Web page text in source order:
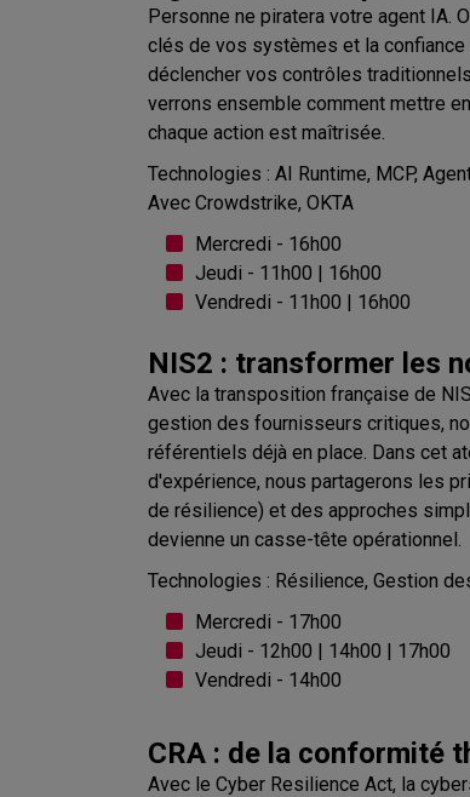
Personne ne piratera votre agent IA.
clés de vos systèmes et la confiance
déclencher vos contrôles
verrons ensemble comment mettre
chaque action est maîtrisée.
Technologies : AI Runtime, MCP,
Avec Crowdstrike, OKTA
Mercredi - 16h00
Jeudi - 11h00 | 16h00
Vendredi - 11h00 | 16h00
NIS2 : transformer les
Avec la transposition française de
gestion des fournisseurs critiques,
référentiels déjà en place. Dans cet
d'expérience, nous partagerons les
de résilience) et des approches
devienne un casse-tête opérationnel.
Technologies : Résilience, Gestion
Mercredi - 17h00
Jeudi - 12h00 | 14h00 | 17h00
Vendredi - 14h00
CRA : de la conformité
Avec le Cyber Resilience Act, la